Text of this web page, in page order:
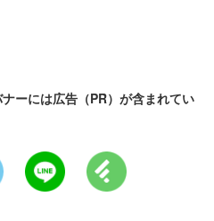
ーには広告（PR）が含まれてい